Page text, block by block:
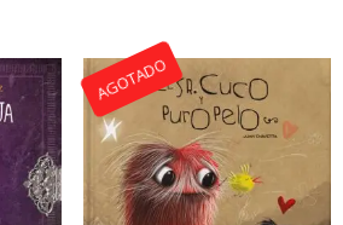
AGOTADO